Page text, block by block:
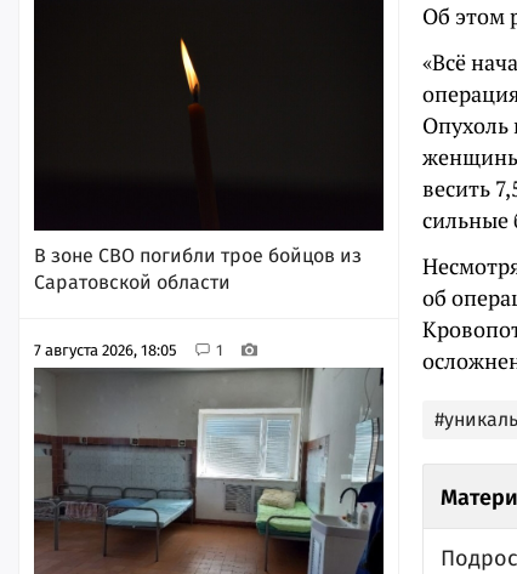
В зоне СВО погибли трое бойцов из
Саратовской области
7 августа 2026, 18:05 1
Об этом
«Всё
Опухоль
весить
сильные
об